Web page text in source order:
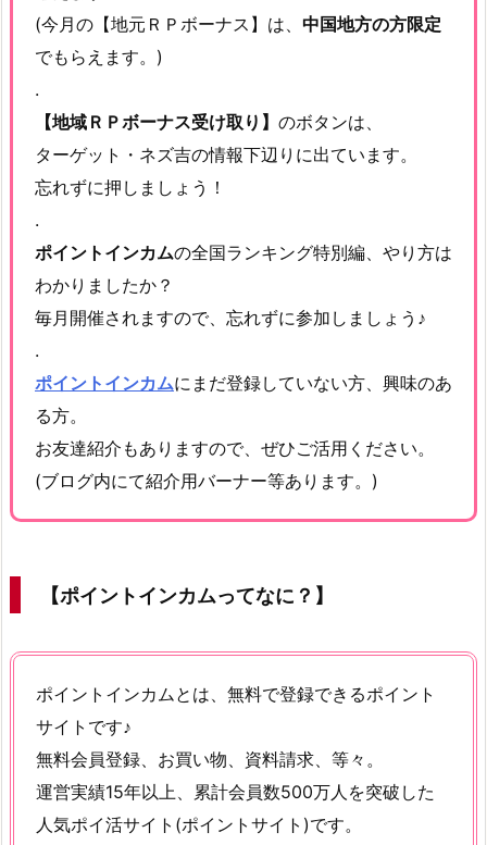
(今月の【地元ＲＰボーナス】は、 中国地方の方限定
でもらえます。)
.
【地域ＲＰボーナス受け取り】 のボタンは、
ターゲット・ネズ吉の情報下辺りに出ています。
忘れずに押しましょう！
.
ポイントインカムの全国ランキング特別編、やり方は
わかりましたか？
毎月開催されますので、忘れずに参加しましょう♪
.
ポイントインカムにまだ登録していない方、興味のあ
る方。
お友達紹介もありますので、ぜひご活用ください。
(ブログ内にて紹介用バーナー等あります。)
【ポイントインカムってなに？】
ポイントインカムとは、無料で登録できるポイント
サイトです♪
無料会員登録、お買い物、資料請求、等々。
運営実績15年以上、累計会員数500万人を突破した
人気ポイ活サイト(ポイントサイト)です。